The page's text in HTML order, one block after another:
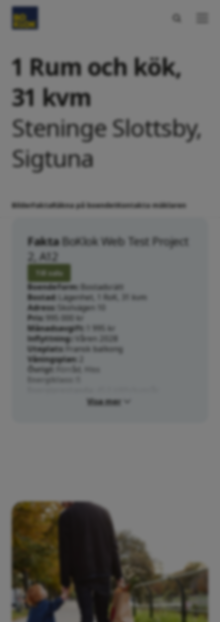
1 Rum och kök,
31 kvm
Steninge Slottsby,
Sigtuna
BilderFaktaRäkna på boendetKontakta mäklaren
FaktaBoKlok Web Test Project
2, A12
Till salu
Boendeform
Bostadsrätt
Bostad
Lägenhet, 1 RoK, 31 kvm
Adress
Skolvägen 10
Pris
995 000 kr
Månadsavgift
1 995 kr
Inflyttning:
Våren 2028
Uteplats
Fransk balkong
Våningsplan
Övrigt
Förråd, Hiss
Visa mer